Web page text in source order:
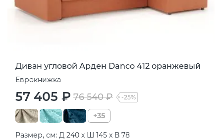
Диван угловой Арден Danco 412 оранжевый
Еврокнижка
57 405 ₽ 76 540 ₽ -25%
+35
Размер, см: Д 240 х Ш 145 х В 78